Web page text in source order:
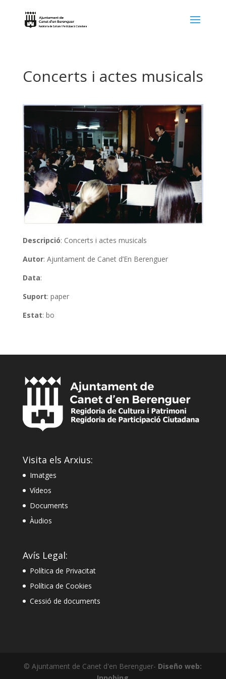
Concerts i actes musicals
Descripció: Concerts i actes musicals
Autor: Ajuntament de Canet d’En Berenguer
Data:
Suport: paper
Estat: bo
Visita els Arxius:
Imatges
Vídeos
Documents
Àudios
Avís Legal:
Política de Privacitat
Política de Cookies
Cessió de documents
© Ajuntament de Canet d'en Berenguer- Diseño web: